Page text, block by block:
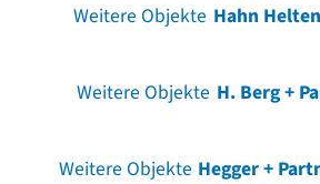
Weitere Objekte Hahn
Weitere Objekte H. Berg +
Weitere Objekte Hegger +